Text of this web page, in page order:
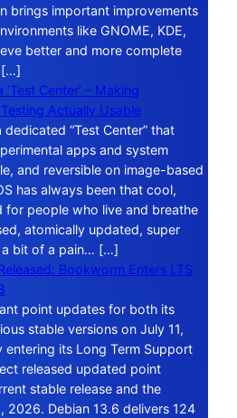
brings important improvements
like GNOME, KDE,
better and more complete
[…]
Center’ – Making
Actually Usable
“Test Center” that
apps and system
and reversible on image-based
has always been that cool,
for people who live and breathe
atomically updated, super
a bit of a pain… […]
Bookworm Enters LTS
point updates for both its
stable versions on July 11,
entering its Long Term Support
released updated point
stable release and the
2026. Debian 13.6 delivers 124